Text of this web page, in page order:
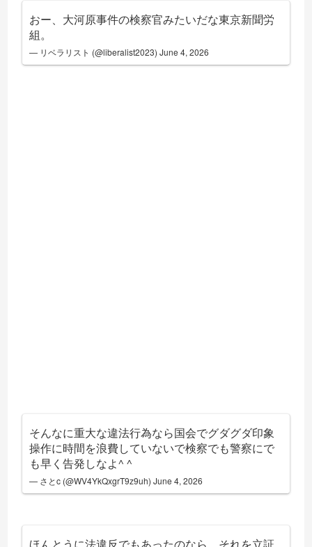
おー、大河原事件の検察官みたいだな東京新聞労
組。
— リベラリスト (@liberalist2023)June 4, 2026
そんなに重大な違法行為なら国会でグダグダ印象
操作に時間を浪費していないで検察でも警察にで
も早く告発しなよ^ ^
— さとc (@WV4YkQxgrT9z9uh)June 4, 2026